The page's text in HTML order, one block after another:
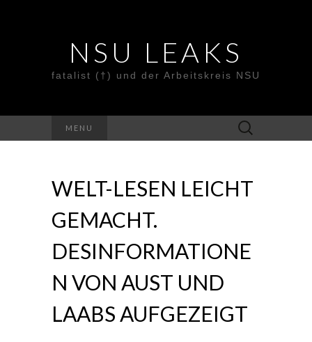
NSU LEAKS
fatalist (†) und der Arbeitskreis NSU
MENU
Suche
nach:
WELT-LESEN LEICHT
GEMACHT.
DESINFORMATIONE
N VON AUST UND
LAABS AUFGEZEIGT